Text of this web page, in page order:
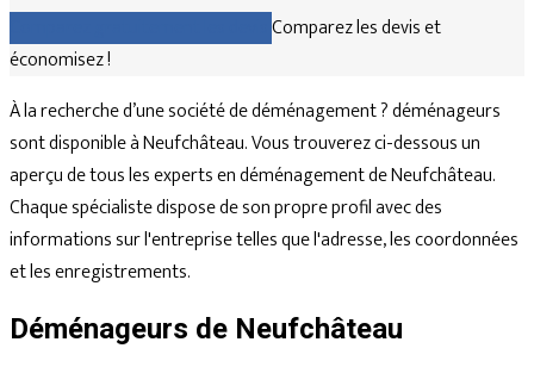
Comparez les devis et
économisez !
À la recherche d’une société de déménagement ? déménageurs
sont disponible à Neufchâteau. Vous trouverez ci-dessous un
aperçu de tous les experts en déménagement de Neufchâteau.
Chaque spécialiste dispose de son propre profil avec des
informations sur l'entreprise telles que l'adresse, les coordonnées
et les enregistrements.
Déménageurs de Neufchâteau